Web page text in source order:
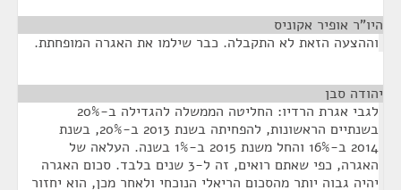
היו"ר אופיר אקוניס
וההצעה הזאת לא התקבלה. כבר שילמו את האגרה המופחתת.
יהודה סבן
לגבי אגרת הרדיו: החליטה הממשלה להגדילה ב-20%
בשנתיים הראשונות, להפחיתה בשנת 2013 ב-20%, בשנת
2014 ב-16% והחל משנת 2015 ב-1% בשנה. העלאה של
האגרה, כפי שאתם רואים, זה ל-3 שנים בלבד. סכום האגרה
יהיה גבוה יותר מהסכום הריאלי הנוכחי ולאחר מכן, הוא יחזור